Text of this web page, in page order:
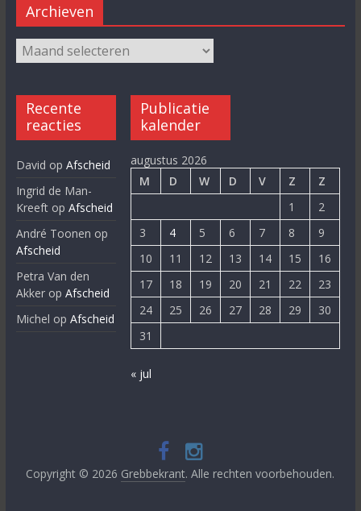
Archieven
Recente
reacties
David op Afscheid
Ingrid de Man-
Kreeftop Afscheid
André Toonen op
Afscheid
Petra Van den
Akkerop Afscheid
Michel op Afscheid
Publicatie
kalender
augustus 2026
M
D W D V Z
Z
1
2
3
4 5 6 7 8
9
10
11 12 13 14 15
16
17
18 19 20 21 22
23
24
25 26 27 28 29
30
31
« jul
Copyright © 2026 Grebbekrant. Alle rechten voorbehouden.